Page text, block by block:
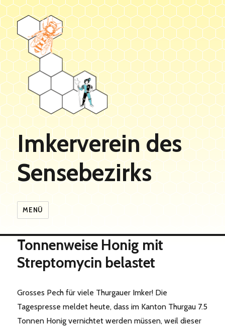
Imkerverein des
Sensebezirks
MENÜ
Tonnenweise Honig mit
Streptomycin belastet
Grosses Pech für viele Thurgauer Imker! Die
Tagespresse meldet heute, dass im Kanton Thurgau 7.5
Tonnen Honig vernichtet werden müssen, weil dieser